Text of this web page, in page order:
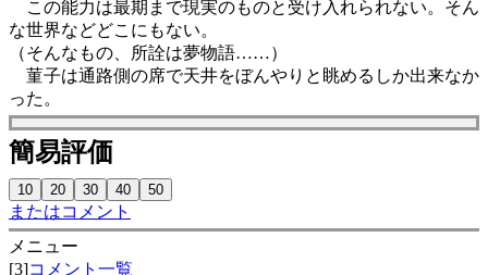
この能力は最期まで現実のものと受け入れられない。そん
な世界などどこにもない。
（そんなもの、所詮は夢物語……）
菫子は通路側の席で天井をぼんやりと眺めるしか出来なか
った。
簡易評価
またはコメント
メニュー
[3]コメント一覧